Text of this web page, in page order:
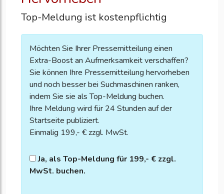
Top-Meldung ist kostenpflichtig
Möchten Sie Ihrer Pressemitteilung einen
Extra-Boost an Aufmerksamkeit verschaffen?
Sie können Ihre Pressemitteilung hervorheben
und noch besser bei Suchmaschinen ranken,
indem Sie sie als Top-Meldung buchen.
Ihre Meldung wird für 24 Stunden auf der
Startseite publiziert.
Einmalig 199,- € zzgl. MwSt.
Ja, als Top-Meldung für 199,- € zzgl.
MwSt. buchen.